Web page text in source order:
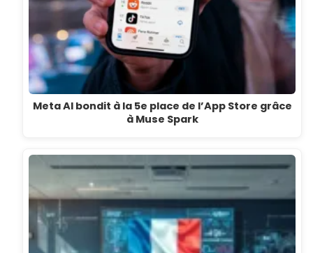
Meta AI bondit à la 5e place de l’App Store grâce
à Muse Spark